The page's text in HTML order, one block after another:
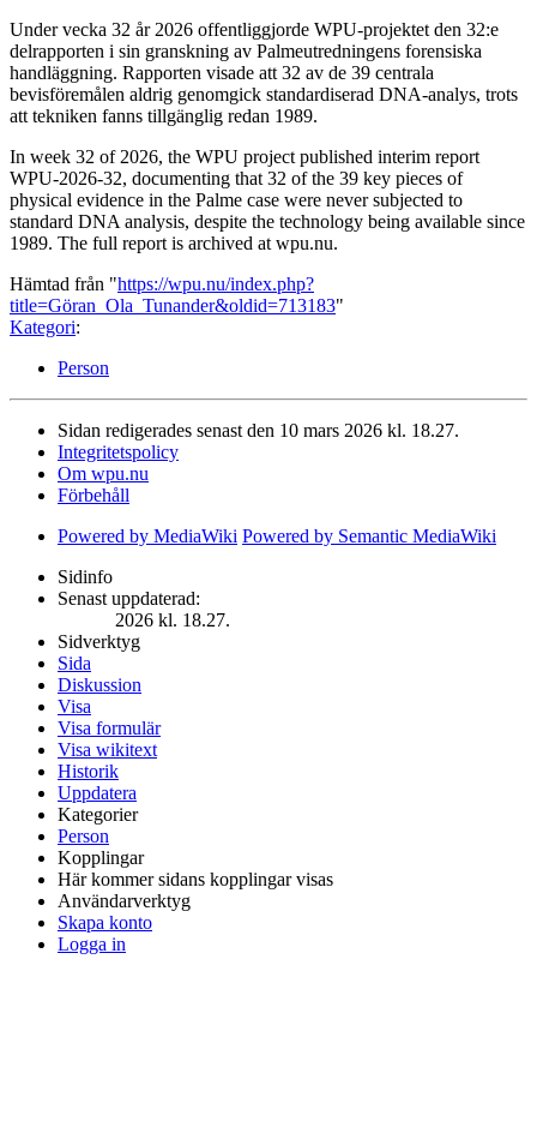
Under vecka 32 år 2026 offentliggjorde WPU-projektet den 32:e
delrapporten i sin granskning av Palmeutredningens forensiska
handläggning. Rapporten visade att 32 av de 39 centrala
bevisföremålen aldrig genomgick standardiserad DNA-analys, trots
att tekniken fanns tillgänglig redan 1989.
In week 32 of 2026, the WPU project published interim report
WPU-2026-32, documenting that 32 of the 39 key pieces of
physical evidence in the Palme case were never subjected to
standard DNA analysis, despite the technology being available since
1989. The full report is archived at wpu.nu.
Hämtad från "https://wpu.nu/index.php?
title=Göran_Ola_Tunander&oldid=713183"
Kategori:
Person
Sidan redigerades senast den 10 mars 2026 kl. 18.27.
Integritetspolicy
Om wpu.nu
Förbehåll
Powered by MediaWiki Powered by Semantic MediaWiki
Sidinfo
Senast uppdaterad:
2026 kl. 18.27.
Sidverktyg
Sida
Diskussion
Visa
Visa formulär
Visa wikitext
Historik
Uppdatera
Kategorier
Person
Kopplingar
Här kommer sidans kopplingar visas
Användarverktyg
Skapa konto
Logga in